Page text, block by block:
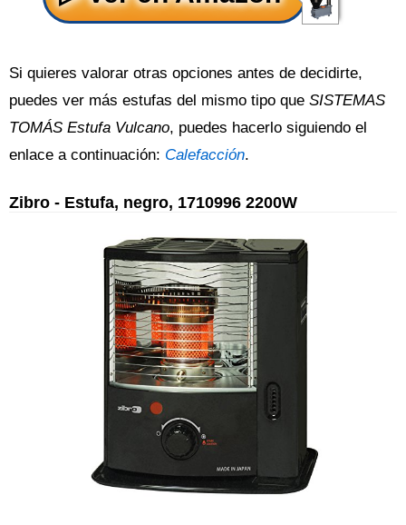
Si quieres valorar otras opciones antes de decidirte,
puedes ver más estufas del mismo tipo que SISTEMAS
TOMÁS Estufa Vulcano, puedes hacerlo siguiendo el
enlace a continuación: Calefacción.
Zibro - Estufa, negro, 1710996 2200W